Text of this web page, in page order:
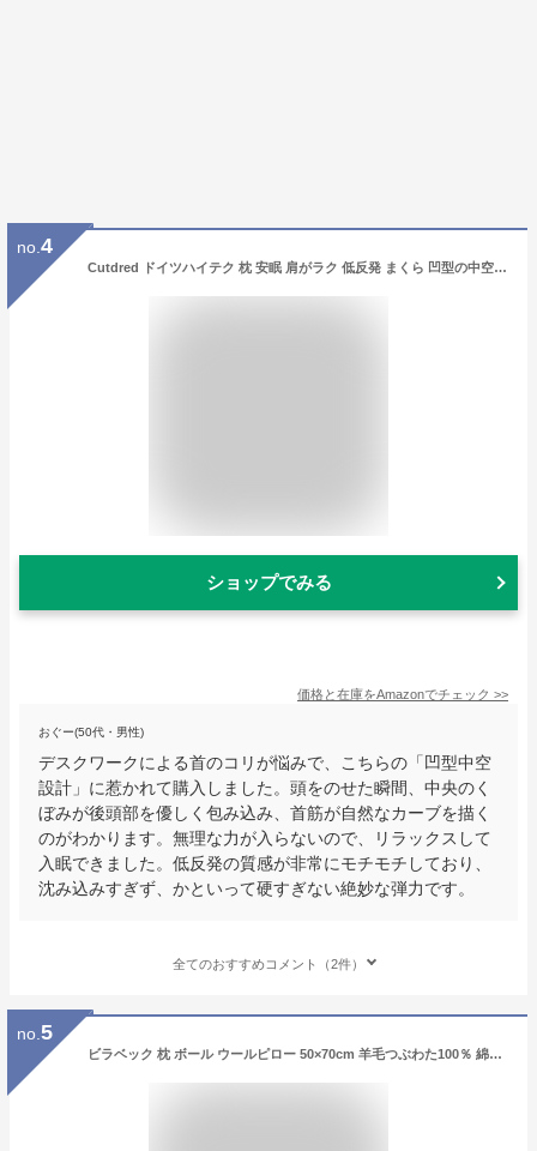
no. 4
Cutdred ドイツハイテク 枕 安眠 肩がラク 低反発 まくら 凹型の中空設計 頭が安定し 首や肩の負担にならない 仰向き 横向き 丸洗い可能 立体構造 40cm＊60cm プレゼント (青*1,40×60【710g】)
ショップでみる
価格と在庫をAmazonでチェック >>
おぐー(50代・男性)
デスクワークによる首のコリが悩みで、こちらの「凹型中空
設計」に惹かれて購入しました。頭をのせた瞬間、中央のく
ぼみが後頭部を優しく包み込み、首筋が自然なカーブを描く
のがわかります。無理な力が入らないので、リラックスして
入眠できました。​低反発の質感が非常にモチモチしており、
沈み込みすぎず、かといって硬すぎない絶妙な弾力です。
全てのおすすめコメント（2件）
no. 5
ビラベック 枕 ボール ウールピロー 50×70cm 羊毛つぶわた100％ 綿100 キルティング ドイツ製